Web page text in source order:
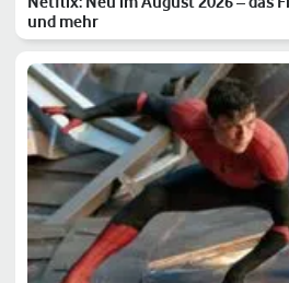
und mehr